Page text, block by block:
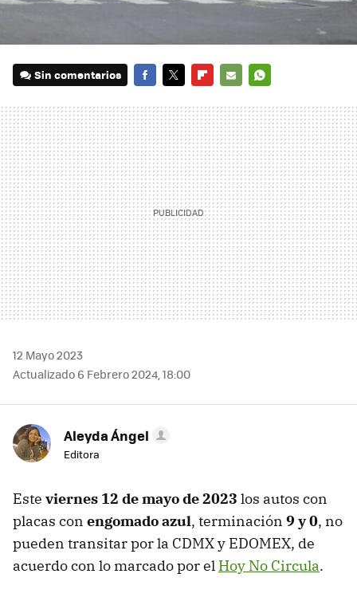
Sin comentarios
MAIL
12 Mayo 2023
Actualizado 6 Febrero 2024, 18:00
Aleyda Ángel
Editora
Este viernes 12 de mayo de 2023 los autos con
placas con engomado azul, terminación 9 y 0, no
pueden transitar por la CDMX y EDOMEX, de
acuerdo con lo marcado por el Hoy No Circula.